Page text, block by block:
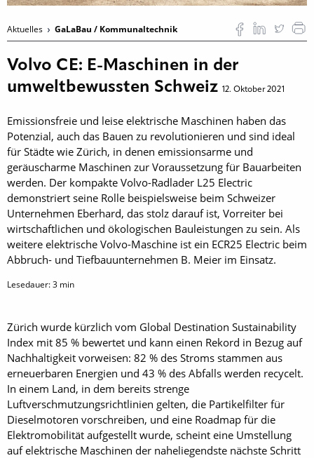
Aktuelles GaLaBau / Kommunaltechnik
Volvo CE: E-Maschinen in der
umweltbewussten Schweiz 12. Oktober 2021
Emissionsfreie und leise elektrische Maschinen haben das
Potenzial, auch das Bauen zu revolutionieren und sind ideal
für Städte wie Zürich, in denen emissionsarme und
geräuscharme Maschinen zur Voraussetzung für Bauarbeiten
werden. Der kompakte Volvo-Radlader L25 Electric
demonstriert seine Rolle beispielsweise beim Schweizer
Unternehmen Eberhard, das stolz darauf ist, Vorreiter bei
wirtschaftlichen und ökologischen Bauleistungen zu sein. Als
weitere elektrische Volvo-Maschine ist ein ECR25 Electric beim
Abbruch- und Tiefbauunternehmen B. Meier im Einsatz.
Lesedauer:3 min
Zürich wurde kürzlich vom Global Destination Sustainability
Index mit 85 % bewertet und kann einen Rekord in Bezug auf
Nachhaltigkeit vorweisen: 82 % des Stroms stammen aus
erneuerbaren Energien und 43 % des Abfalls werden recycelt.
In einem Land, in dem bereits strenge
Luftverschmutzungsrichtlinien gelten, die Partikelfilter für
Dieselmotoren vorschreiben, und eine Roadmap für die
Elektromobilität aufgestellt wurde, scheint eine Umstellung
auf elektrische Maschinen der naheliegendste nächste Schritt